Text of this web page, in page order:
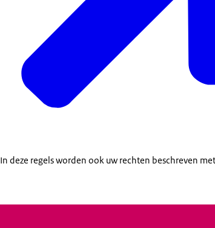
In deze regels worden ook uw rechten beschreven